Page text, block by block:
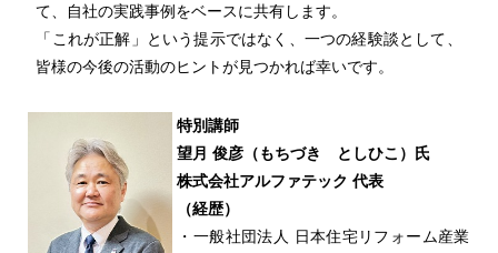
て、自社の実践事例をベースに共有します。
「これが正解」という提示ではなく、一つの経験談として、
皆様の今後の活動のヒントが見つかれば幸いです。
特別講師
望月 俊彦（もちづき としひこ）氏
株式会社アルファテック 代表
（経歴）
・一般社団法人 日本住宅リフォーム産業